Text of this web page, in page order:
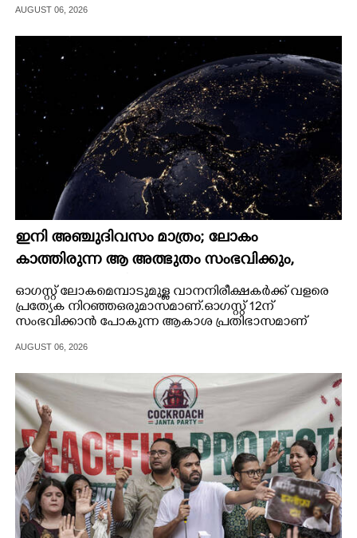
AUGUST 06, 2026
ഇനി അഞ്ചുദിവസം മാത്രം; ലോകം
കാത്തിരുന്ന ആ അത്ഭുതം സംഭവിക്കും,
കരുതലോടെ വിദഗ്ധർ
ഓഗസ്റ്റ് ലോകമെമ്പാടുമുള്ള വാനനിരീക്ഷകർക്ക് വളരെ
പ്രത്യേക നിറഞ്ഞ ഒരുമാസമാണ്. ഓഗസ്റ്റ് 12ന്
സംഭവിക്കാൻ പോകുന്ന ആകാശ പ്രതിഭാസമാണ്
AUGUST 06, 2026